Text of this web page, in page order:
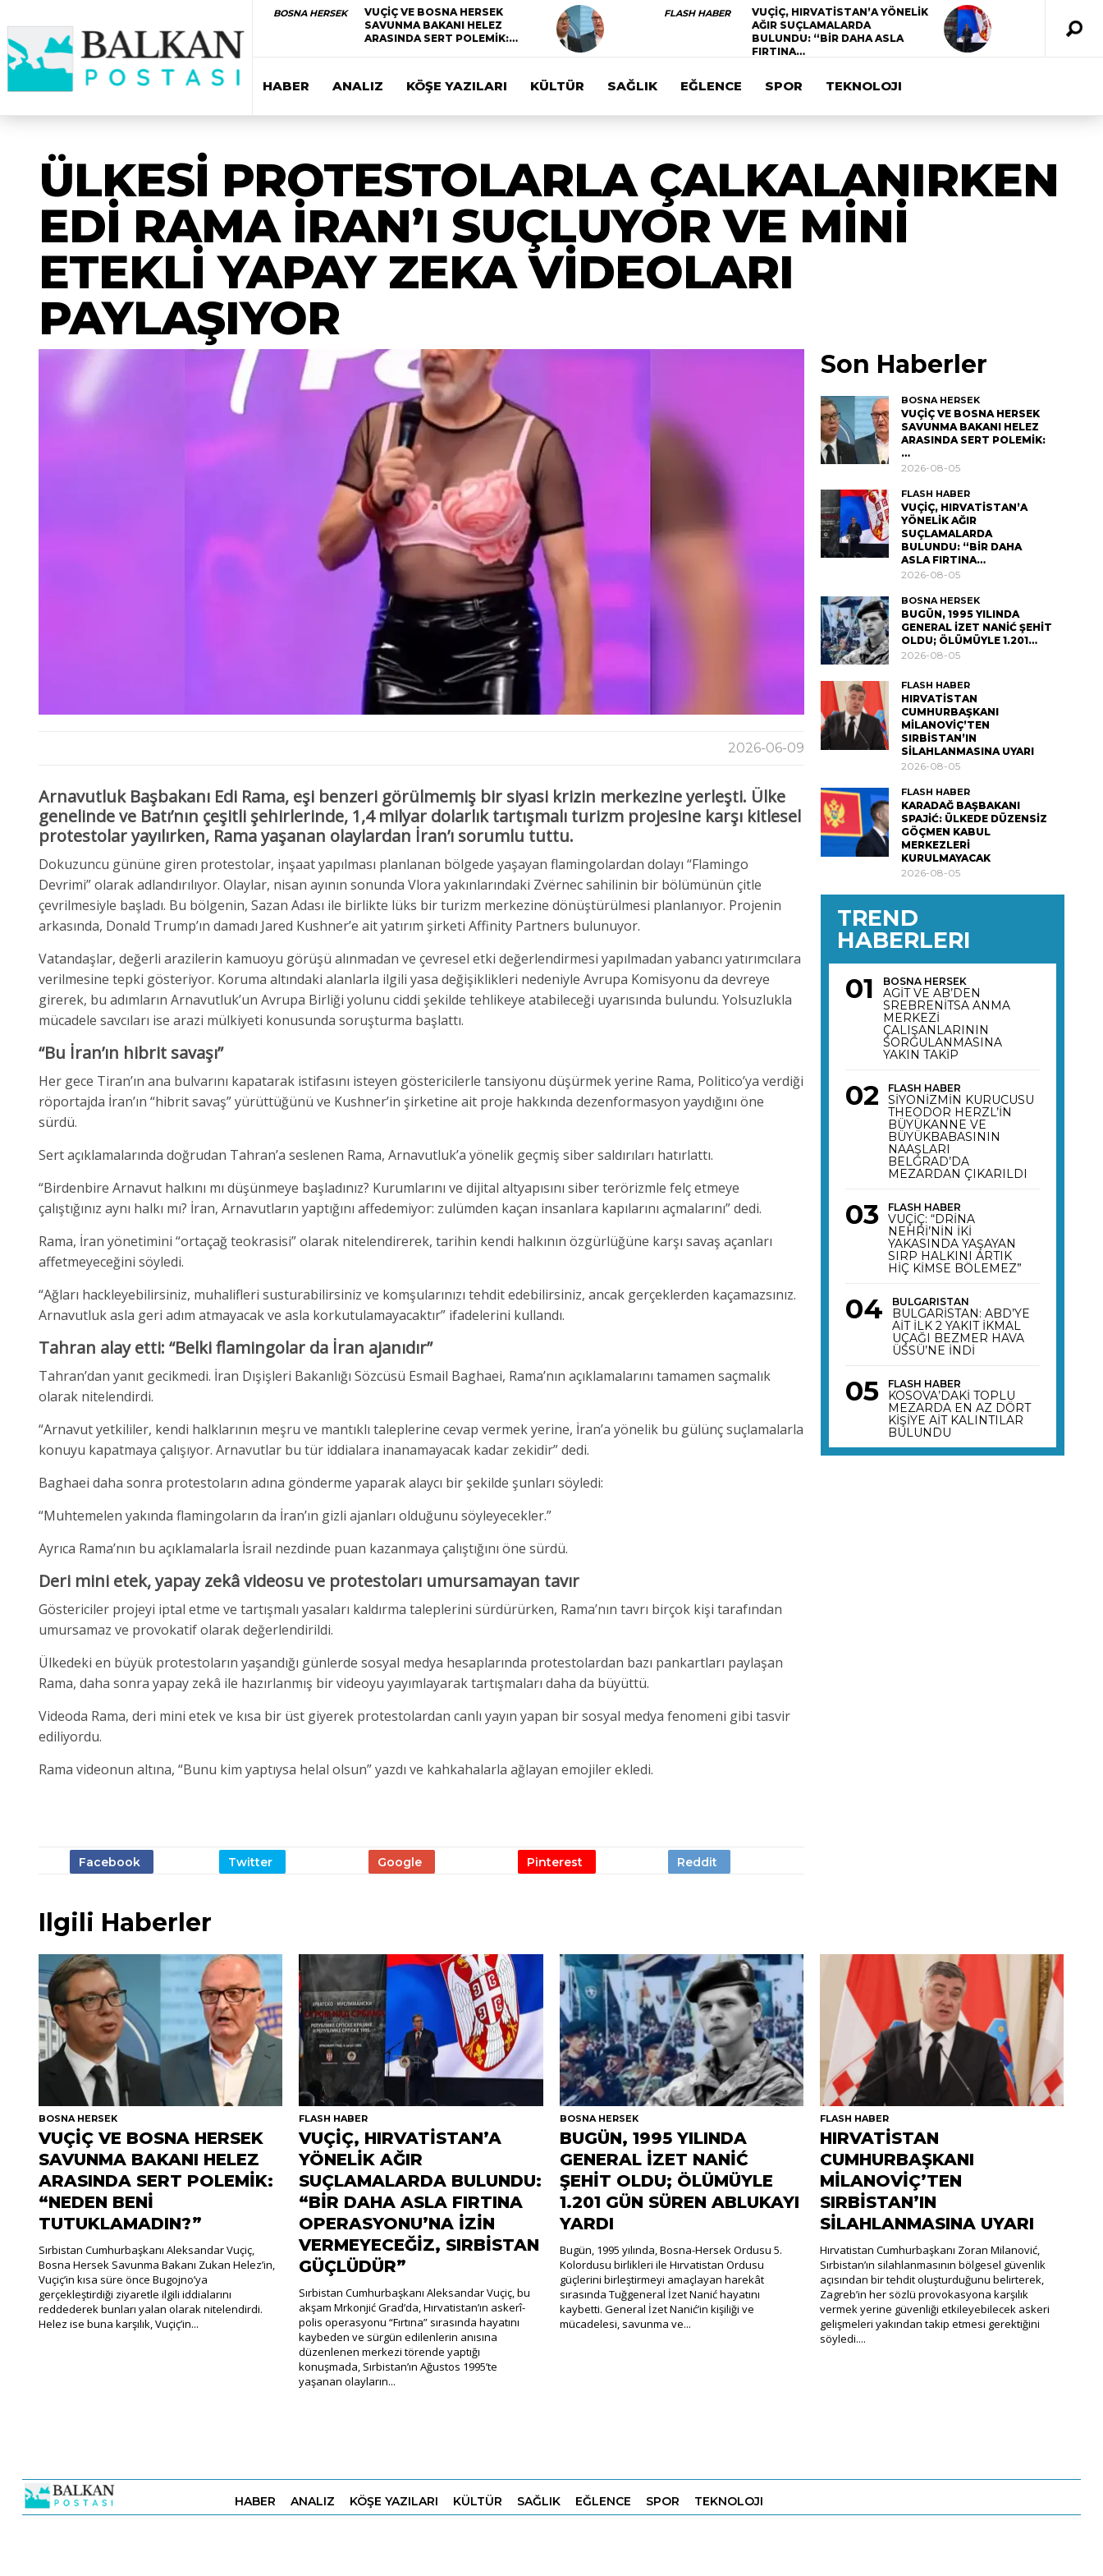
BOSNA HERSEK
VUÇİÇ VE BOSNA HERSEK
SAVUNMA BAKANI HELEZ
ARASINDA SERT POLEMİK:…
FLASH HABER
VUÇİÇ, HIRVATİSTAN’A YÖNELİK
AĞIR SUÇLAMALARDA
BULUNDU: “BİR DAHA ASLA
FIRTINA…
HABER ANALIZ KÖŞE YAZILARI KÜLTÜR SAĞLIK EĞLENCE SPOR TEKNOLOJI
ÜLKESİ PROTESTOLARLA ÇALKALANIRKEN
EDİ RAMA İRAN’I SUÇLUYOR VE MİNİ
ETEKLİ YAPAY ZEKA VİDEOLARI
PAYLAŞIYOR
2026-06-09
Arnavutluk Başbakanı Edi Rama, eşi benzeri görülmemiş bir siyasi krizin merkezine yerleşti. Ülke
genelinde ve Batı’nın çeşitli şehirlerinde, 1,4 milyar dolarlık tartışmalı turizm projesine karşı kitlesel
protestolar yayılırken, Rama yaşanan olaylardan İran’ı sorumlu tuttu.
Dokuzuncu gününe giren protestolar, inşaat yapılması planlanan bölgede yaşayan flamingolardan dolayı “Flamingo
Devrimi” olarak adlandırılıyor. Olaylar, nisan ayının sonunda Vlora yakınlarındaki Zvërnec sahilinin bir bölümünün çitle
çevrilmesiyle başladı. Bu bölgenin, Sazan Adası ile birlikte lüks bir turizm merkezine dönüştürülmesi planlanıyor. Projenin
arkasında, Donald Trump’ın damadı Jared Kushner’e ait yatırım şirketi Affinity Partners bulunuyor.
Vatandaşlar, değerli arazilerin kamuoyu görüşü alınmadan ve çevresel etki değerlendirmesi yapılmadan yabancı yatırımcılara
verilmesine tepki gösteriyor. Koruma altındaki alanlarla ilgili yasa değişiklikleri nedeniyle Avrupa Komisyonu da devreye
girerek, bu adımların Arnavutluk’un Avrupa Birliği yolunu ciddi şekilde tehlikeye atabileceği uyarısında bulundu. Yolsuzlukla
mücadele savcıları ise arazi mülkiyeti konusunda soruşturma başlattı.
“Bu İran’ın hibrit savaşı”
Her gece Tiran’ın ana bulvarını kapatarak istifasını isteyen göstericilerle tansiyonu düşürmek yerine Rama, Politico’ya verdiği
röportajda İran’ın “hibrit savaş” yürüttüğünü ve Kushner’in şirketine ait proje hakkında dezenformasyon yaydığını öne
sürdü.
Sert açıklamalarında doğrudan Tahran’a seslenen Rama, Arnavutluk’a yönelik geçmiş siber saldırıları hatırlattı.
“Birdenbire Arnavut halkını mı düşünmeye başladınız? Kurumlarını ve dijital altyapısını siber terörizmle felç etmeye
çalıştığınız aynı halkı mı? İran, Arnavutların yaptığını affedemiyor: zulümden kaçan insanlara kapılarını açmalarını” dedi.
Rama, İran yönetimini “ortaçağ teokrasisi” olarak nitelendirerek, tarihin kendi halkının özgürlüğüne karşı savaş açanları
affetmeyeceğini söyledi.
“Ağları hackleyebilirsiniz, muhalifleri susturabilirsiniz ve komşularınızı tehdit edebilirsiniz, ancak gerçeklerden kaçamazsınız.
Arnavutluk asla geri adım atmayacak ve asla korkutulamayacaktır” ifadelerini kullandı.
Tahran alay etti: “Belki flamingolar da İran ajanıdır”
Tahran’dan yanıt gecikmedi. İran Dışişleri Bakanlığı Sözcüsü Esmail Baghaei, Rama’nın açıklamalarını tamamen saçmalık
olarak nitelendirdi.
“Arnavut yetkililer, kendi halklarının meşru ve mantıklı taleplerine cevap vermek yerine, İran’a yönelik bu gülünç suçlamalarla
konuyu kapatmaya çalışıyor. Arnavutlar bu tür iddialara inanamayacak kadar zekidir” dedi.
Baghaei daha sonra protestoların adına gönderme yaparak alaycı bir şekilde şunları söyledi:
“Muhtemelen yakında flamingoların da İran’ın gizli ajanları olduğunu söyleyecekler.”
Ayrıca Rama’nın bu açıklamalarla İsrail nezdinde puan kazanmaya çalıştığını öne sürdü.
Deri mini etek, yapay zekâ videosu ve protestoları umursamayan tavır
Göstericiler projeyi iptal etme ve tartışmalı yasaları kaldırma taleplerini sürdürürken, Rama’nın tavrı birçok kişi tarafından
umursamaz ve provokatif olarak değerlendirildi.
Ülkedeki en büyük protestoların yaşandığı günlerde sosyal medya hesaplarında protestolardan bazı pankartları paylaşan
Rama, daha sonra yapay zekâ ile hazırlanmış bir videoyu yayımlayarak tartışmaları daha da büyüttü.
Videoda Rama, deri mini etek ve kısa bir üst giyerek protestolardan canlı yayın yapan bir sosyal medya fenomeni gibi tasvir
ediliyordu.
Rama videonun altına, “Bunu kim yaptıysa helal olsun” yazdı ve kahkahalarla ağlayan emojiler ekledi.
Son Haberler
BOSNA HERSEK
VUÇİÇ VE BOSNA HERSEK
SAVUNMA BAKANI HELEZ
ARASINDA SERT POLEMİK:
…
2026-08-05
FLASH HABER
VUÇİÇ, HIRVATİSTAN’A
YÖNELİK AĞIR
SUÇLAMALARDA
BULUNDU: “BİR DAHA
ASLA FIRTINA…
2026-08-05
BOSNA HERSEK
BUGÜN, 1995 YILINDA
GENERAL İZET NANİĆ ŞEHİT
OLDU; ÖLÜMÜYLE 1.201…
2026-08-05
FLASH HABER
HIRVATİSTAN
CUMHURBAŞKANI
MİLANOVİÇ’TEN
SIRBİSTAN’IN
SİLAHLANMASINA UYARI
2026-08-05
FLASH HABER
KARADAĞ BAŞBAKANI
SPAJİĆ: ÜLKEDE DÜZENSİZ
GÖÇMEN KABUL
MERKEZLERİ
KURULMAYACAK
2026-08-05
TREND
HABERLERI
BOSNA HERSEK
AGİT VE AB’DEN
SREBRENİTSA ANMA
MERKEZİ
ÇALIŞANLARININ
SORGULANMASINA
YAKIN TAKİP
FLASH HABER
SİYONİZMİN KURUCUSU
THEODOR HERZL’İN
BÜYÜKANNE VE
BÜYÜKBABASININ
NAAŞLARI
BELGRAD’DA
MEZARDAN ÇIKARILDI
FLASH HABER
VUÇİÇ: “DRİNA
NEHRİ’NİN İKİ
YAKASINDA YAŞAYAN
SIRP HALKINI ARTIK
HİÇ KİMSE BÖLEMEZ”
BULGARISTAN
BULGARİSTAN: ABD’YE
AİT İLK 2 YAKIT İKMAL
UÇAĞI BEZMER HAVA
ÜSSÜ’NE İNDİ
FLASH HABER
KOSOVA’DAKİ TOPLU
MEZARDA EN AZ DÖRT
KİŞİYE AİT KALINTILAR
BULUNDU
Ilgili Haberler
BOSNA HERSEK
VUÇİÇ VE BOSNA HERSEK
SAVUNMA BAKANI HELEZ
ARASINDA SERT POLEMİK:
“NEDEN BENİ
TUTUKLAMADIN?”
Sırbistan Cumhurbaşkanı Aleksandar Vuçiç,
Bosna Hersek Savunma Bakanı Zukan Helez’in,
Vuçiç’in kısa süre önce Bugojno’ya
gerçekleştirdiği ziyaretle ilgili iddialarını
reddederek bunları yalan olarak nitelendirdi.
Helez ise buna karşılık, Vuçiç’in...
FLASH HABER
VUÇİÇ, HIRVATİSTAN’A
YÖNELİK AĞIR
SUÇLAMALARDA BULUNDU:
“BİR DAHA ASLA FIRTINA
OPERASYONU’NA İZİN
VERMEYECEĞİZ, SIRBİSTAN
GÜÇLÜDÜR”
Sırbistan Cumhurbaşkanı Aleksandar Vuçiç, bu
akşam Mrkonjić Grad’da, Hırvatistan’ın askerî-
polis operasyonu “Fırtına” sırasında hayatını
kaybeden ve sürgün edilenlerin anısına
düzenlenen merkezi törende yaptığı
konuşmada, Sırbistan’ın Ağustos 1995’te
yaşanan olayların...
BOSNA HERSEK
BUGÜN, 1995 YILINDA
GENERAL İZET NANİĆ
ŞEHİT OLDU; ÖLÜMÜYLE
1.201 GÜN SÜREN ABLUKAYI
YARDI
Bugün, 1995 yılında, Bosna-Hersek Ordusu 5.
Kolordusu birlikleri ile Hırvatistan Ordusu
güçlerini birleştirmeyi amaçlayan harekât
sırasında Tuğgeneral İzet Nanić hayatını
kaybetti. General İzet Nanić’in kişiliği ve
mücadelesi, savunma ve...
FLASH HABER
HIRVATİSTAN
CUMHURBAŞKANI
MİLANOVİÇ’TEN
SIRBİSTAN’IN
SİLAHLANMASINA UYARI
Hırvatistan Cumhurbaşkanı Zoran Milanović,
Sırbistan’ın silahlanmasının bölgesel güvenlik
açısından bir tehdit oluşturduğunu belirterek,
Zagreb’in her sözlü provokasyona karşılık
vermek yerine güvenliği etkileyebilecek askeri
gelişmeleri yakından takip etmesi gerektiğini
söyledi....
HABER ANALIZ KÖŞE YAZILARI KÜLTÜR SAĞLIK EĞLENCE SPOR TEKNOLOJI